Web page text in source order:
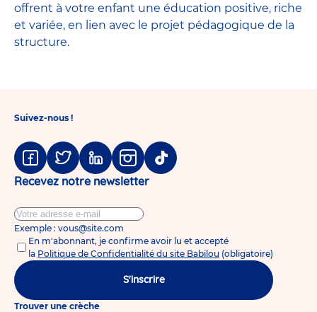
offrent à votre enfant une éducation positive, riche
et variée, en lien avec le projet pédagogique de la
structure.
Suivez-nous !
Facebook
TwitterLinkedinInstagram
Tiktok
Recevez notre newsletter
Exemple : vous@site.com
En m'abonnant, je confirme avoir lu et accepté
la Politique de Confidentialité du site Babilou (obligatoire)
S'inscrire
Trouver une crèche